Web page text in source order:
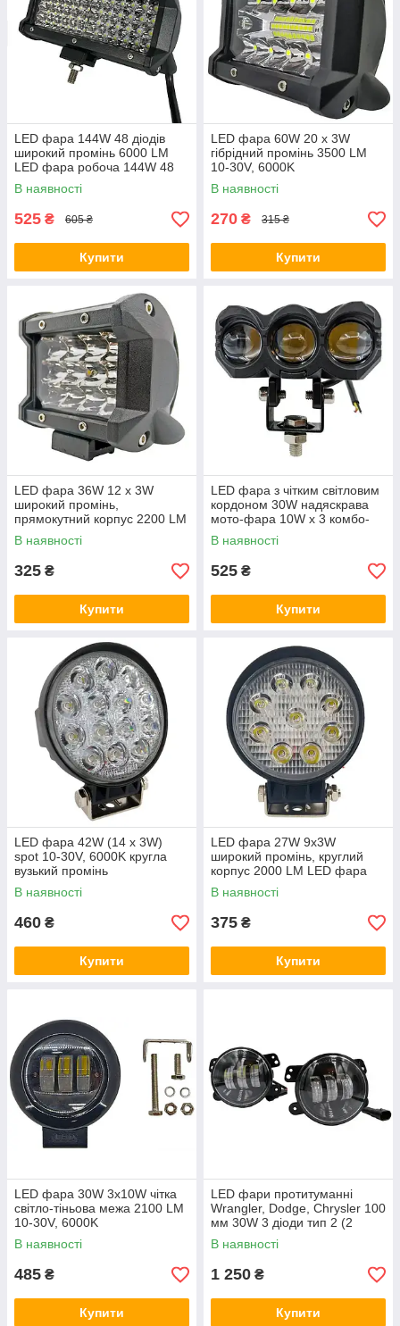
LED фара 144W 48 діодів
широкий промінь 6000 LM
LED фара робоча 144W 48
ламп 10-30V
В наявності
525 ₴ 605 ₴
Купити
LED фара 60W 20 x 3W
гібрідний промінь 3500 LM
10-30V, 6000K
В наявності
270 ₴ 315 ₴
Купити
LED фара 36W 12 x 3W
широкий промінь,
прямокутний корпус 2200 LM
LED фара робоча 36 Ватт
В наявності
325 ₴
Купити
LED фара з чітким світловим
кордоном 30W надяскрава
мото-фара 10W х 3 комбо-
промінь
В наявності
525 ₴
Купити
LED фара 42W (14 x 3W)
spot 10-30V, 6000K кругла
вузький промінь
В наявності
460 ₴
Купити
LED фара 27W 9x3W
широкий промінь, круглий
корпус 2000 LM LED фара
робоча кругла 27W, 9 ламп,
10-30V, 6000K
В наявності
375 ₴
Купити
LED фара 30W 3x10W чітка
світло-тіньова межа 2100 LM
10-30V, 6000K
В наявності
485 ₴
Купити
LED фари протитуманні
Wrangler, Dodge, Chrysler 100
мм 30W 3 діоди тип 2 (2
штуки) чітка СТМ
В наявності
1 250 ₴
Купити